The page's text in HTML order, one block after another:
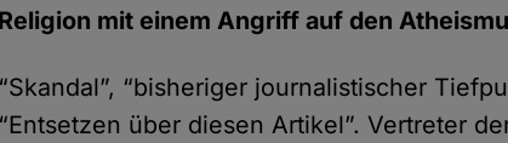
Religion mit einem Angriff auf den
“Skandal”, “bisheriger journalistischer
“Entsetzen über diesen Artikel”. Vertreter